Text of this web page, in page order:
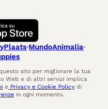
MundoAnimalia
sito per migliorare la tua
Web e di altri servizi implica
e Privacy e Cookie Policy di
in ogni momento.